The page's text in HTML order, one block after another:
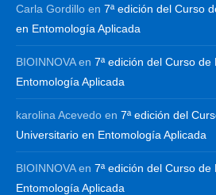
Carla Gordillo en 7ª edición del Curso
en Entomología Aplicada
BIOINNOVAen 7ª edición del Curso
Entomología Aplicada
karolina Acevedo en 7ª edición del
Universitario en Entomología Aplicada
BIOINNOVAen 7ª edición del Curso
Entomología Aplicada